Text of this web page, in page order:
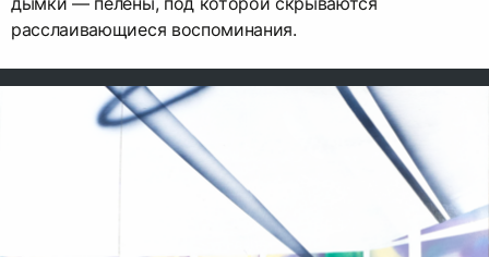
расслаивающиеся воспоминания.